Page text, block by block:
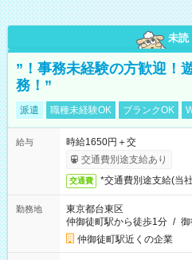
未読
”！事務未経験の方歓迎！
務！”
派遣 職種未経験OK ブランクOK
給与
時給1650円＋交
交通費別途支給あり
交通費 *交通費別途支給(当
勤務地
東京都台東区
仲御徒町駅から徒歩1分 /
仲御徒町駅近くの企業